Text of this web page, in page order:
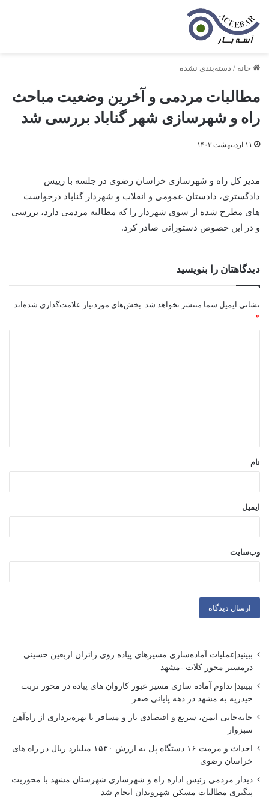
خانه / دسته‌بندی نشده
مطالبات مردمی و آخرین وضعیت مباحث
راه و شهرسازی شهر گناباد بررسی شد
۱۱ اردیبهشت ۱۴۰۳
مدیر کل راه و شهرسازی خراسان رضوی در جلسه با رییس
دادگستری، دادستان عمومی و انقلاب و شهردار گناباد درخواست
های مطرح شده از سوی شهردار را که مطالبه مردمی دارد، بررسی
و در این خصوص دستوراتی صادر کرد.
دیدگاهتان را بنویسید
نشانی ایمیل شما منتشر نخواهد شد. بخش‌های موردنیاز علامت‌گذاری شده‌اند
*
*
نام
ایمیل
وب‌سایت
ببینید|عملیات آماده‌سازی مسیرهای پیاده روی زائران اربعین حسینی
درمسیر محور کلات -مشهد
ببینید| تداوم آماده سازی مسیر عبور کاروان های پیاده در محور تربت
حیدریه به مشهد در دهه پایانی صفر
جابه‌جایی ایمن، سریع و اقتصادی بار و مسافر با بهره‌برداری از راه‌آهن
سبزوار
احداث و مرمت ۱۶ دستگاه پل به ارزش ۱۵۳۰ میلیارد ریال در راه های
خراسان رضوی
دیدار مردمی رئیس اداره راه و شهرسازی شهرستان مشهد با محوریت
پیگیری مطالبات مسکن شهروندان انجام شد